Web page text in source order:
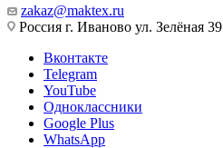
zakaz@maktex.ru
Россия г. Иваново ул. Зелёная 39
Вконтакте
Telegram
YouTube
Одноклассники
Google Plus
WhatsApp